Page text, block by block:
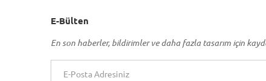
E-Bülten
En son haberler, bildirimler ve daha fazla tasarım için